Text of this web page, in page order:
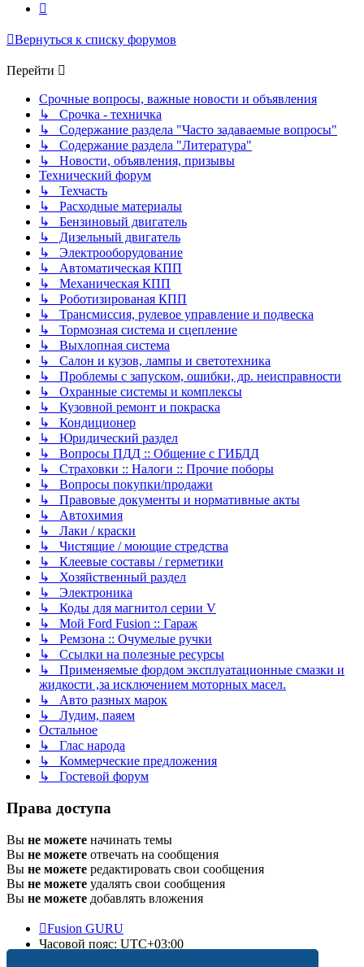
Вернуться к списку форумов
Перейти
Срочные вопросы, важные новости и объявления
↳ Срочка - техничка
↳ Содержание раздела "Часто задаваемые вопросы"
↳ Содержание раздела "Литература"
↳ Новости, объявления, призывы
Технический форум
↳ Техчасть
↳ Расходные материалы
↳ Бензиновый двигатель
↳ Дизельный двигатель
↳ Электрооборудование
↳ Автоматическая КПП
↳ Механическая КПП
↳ Роботизированая КПП
↳ Трансмиссия, рулевое управление и подвеска
↳ Тормозная система и сцепление
↳ Выхлопная система
↳ Салон и кузов, лампы и светотехника
↳ Проблемы с запуском, ошибки, др. неисправности
↳ Охранные системы и комплексы
↳ Кузовной ремонт и покраска
↳ Кондиционер
↳ Юридический раздел
↳ Вопросы ПДД :: Общение с ГИБДД
↳ Страховки :: Налоги :: Прочие поборы
↳ Вопросы покупки/продажи
↳ Правовые документы и нормативные акты
↳ Автохимия
↳ Лаки / краски
↳ Чистящие / моющие стредства
↳ Клеевые составы / герметики
↳ Хозяйственный раздел
↳ Электроника
↳ Коды для магнитол серии V
↳ Мой Ford Fusion :: Гараж
↳ Ремзона :: Очумелые ручки
↳ Ссылки на полезные ресурсы
↳ Применяемые фордом эксплуатационные смазки и
жидкости ,за исключением моторных масел.
↳ Авто разных марок
↳ Лудим, паяем
Остальное
↳ Глас народа
↳ Коммерческие предложения
↳ Гостевой форум
Права доступа
Вы не можете начинать темы
Вы не можете отвечать на сообщения
Вы не можете редактировать свои сообщения
Вы не можете удалять свои сообщения
Вы не можете добавлять вложения
Fusion GURU
Часовой пояс: UTC+03:00